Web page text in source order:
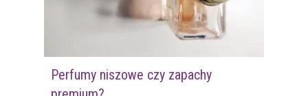
Perfumy niszowe czy zapachy